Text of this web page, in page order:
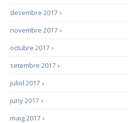
›
desembre 2017
›
novembre 2017
›
octubre 2017
›
setembre 2017
›
juliol 2017
›
juny 2017
›
maig 2017